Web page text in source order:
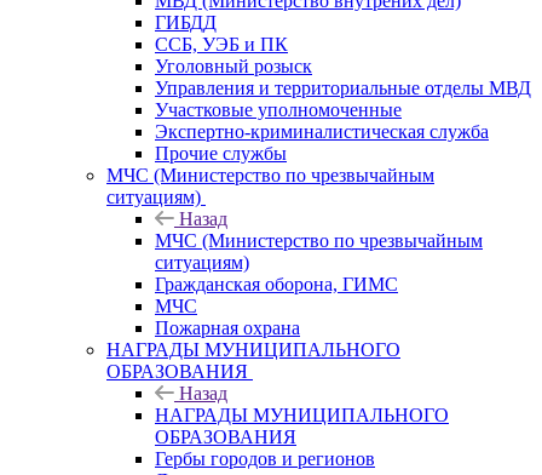
ГИБДД
ССБ, УЭБ и ПК
Уголовный розыск
Управления и территориальные отделы МВД
Участковые уполномоченные
Экспертно-криминалистическая служба
Прочие службы
МЧС (Министерство по чрезвычайным
ситуациям)
Назад
МЧС (Министерство по чрезвычайным
ситуациям)
Гражданская оборона, ГИМС
МЧС
Пожарная охрана
НАГРАДЫ МУНИЦИПАЛЬНОГО
ОБРАЗОВАНИЯ
Назад
НАГРАДЫ МУНИЦИПАЛЬНОГО
ОБРАЗОВАНИЯ
Гербы городов и регионов